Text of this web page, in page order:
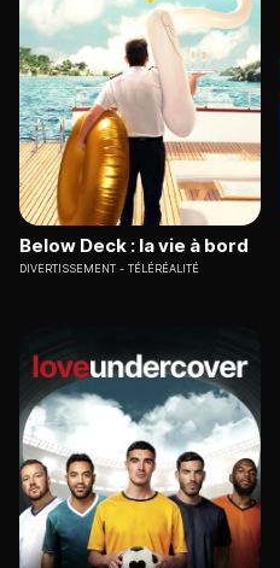
Below Deck : la vie à bord
DIVERTISSEMENT TÉLÉRÉALITÉ